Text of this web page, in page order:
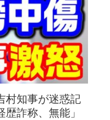
村知事が迷惑記
詐称、無能」